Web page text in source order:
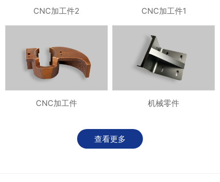
CNC加工件2 CNC加工件1
CNC加工件 机械零件
查看更多